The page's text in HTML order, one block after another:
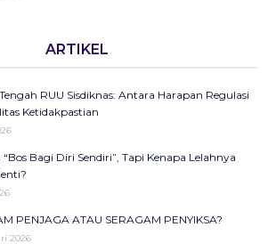
Radio Serta Podcast sebagai Seruan Kesehatan
2025
di Balik Fenomena Akun ‘UIN WS Cantik’ dan
dan Transformasi Hari Santri Nasional
2025
ARTIKEL
RUU Sisdiknas: Antara Harapan Regulasi
Ketidakpastian
Bagi Diri Sendiri”, Tapi Kenapa Lelahnya
PENJAGA ATAU SERAGAM PENYIKSA?
2026